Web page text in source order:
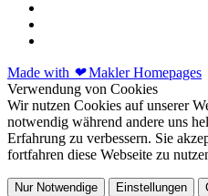
Made with ❤Makler Homepages
Verwendung von Cookies
Wir nutzen Cookies auf unserer
notwendig während andere uns
Erfahrung zu verbessern. Sie
fortfahren diese Webseite zu
Nur Notwendige Einstellungen